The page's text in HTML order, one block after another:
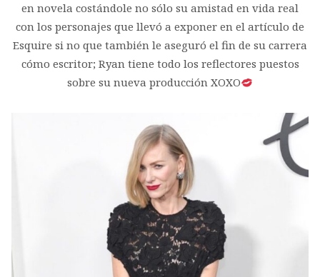
en novela costándole no sólo su amistad en vida real
con los personajes que llevó a exponer en el artículo de
Esquire si no que también le aseguró el fin de su carrera
cómo escritor; Ryan tiene todo los reflectores puestos
sobre su nueva producción XOXO